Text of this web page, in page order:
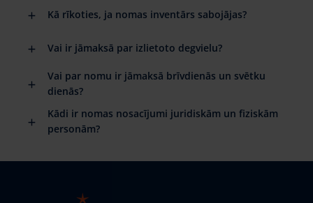
Kā rīkoties, ja nomas inventārs sabojājas?
Vai ir jāmaksā par izlietoto degvielu?
Vai par nomu ir jāmaksā brīvdienās un svētku
dienās?
Kādi ir nomas nosacījumi juridiskām un fiziskām
personām?